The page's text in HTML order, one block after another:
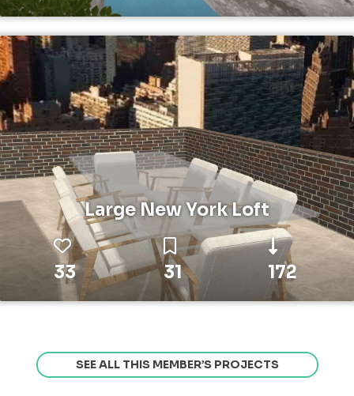
Large New York Loft
33 31 172
SEE ALL THIS MEMBER’S PROJECTS